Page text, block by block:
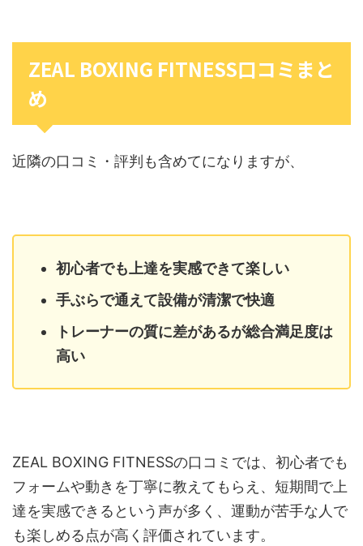
ZEAL BOXING FITNESS口コミまと
め
近隣の口コミ・評判も含めてになりますが、
初心者でも上達を実感できて楽しい
手ぶらで通えて設備が清潔で快適
トレーナーの質に差があるが総合満足度は
高い
ZEAL BOXING FITNESSの口コミでは、初心者でも
フォームや動きを丁寧に教えてもらえ、短期間で上
達を実感できるという声が多く、運動が苦手な人で
も楽しめる点が高く評価されています。